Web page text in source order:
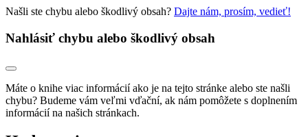
Našli ste chybu alebo škodlivý obsah? Dajte nám, prosím, vedieť!
Nahlásiť chybu alebo škodlivý obsah
Máte o knihe viac informácií ako je na tejto stránke alebo ste našli
chybu? Budeme vám veľmi vďační, ak nám pomôžete s doplnením
informácií na našich stránkach.